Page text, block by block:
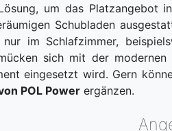
um das
Schubladen
im Schlafzimmer,
sich mit der
eingesetzt wird. Gern
POL Power ergänzen.